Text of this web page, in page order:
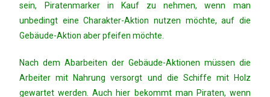
sein, Piratenmarker in Kauf zu nehmen, wenn man
unbedingt eine Charakter-Aktion nutzen möchte, auf die
Gebäude-Aktion aber pfeifen möchte.
Nach dem Abarbeiten der Gebäude-Aktionen müssen die
Arbeiter mit Nahrung versorgt und die Schiffe mit Holz
gewartet werden. Auch hier bekommt man Piraten, wenn